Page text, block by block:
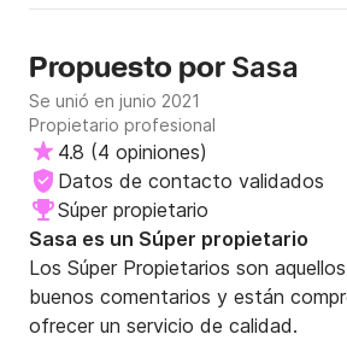
tenía un motor diferente al prometido.
buena al principio, el propietario fue
final tuvimos un problema ya que el
dinero de Click&Boat, por lo que
nuevo, aunque ya lo había hecho. Todo
después de unos días de ida y vuelta
Click&Boat, pero no fue una
que lidiar con esto.
Propuesto por Sasa
Se unió en junio 2021
Propietario profesional
4.8 (4 opiniones)
Datos de contacto validados
Súper propietario
Sasa es un Súper propietario
Los Súper Propietarios son
buenos comentarios y están
ofrecer un servicio de calidad.